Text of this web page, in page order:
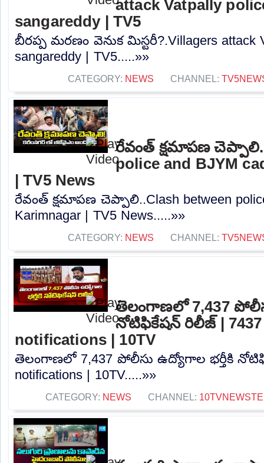
attack Vatpally
sangareddy | TV5
బీరప్ప మరణం వెనుక మిస్టరీ?.Villagers attack
sangareddy | TV5.....»»
CATEGORY: NEWS CHANNEL:
రేవంత్ క్షమాపణ
police and BJYM
| TV5 News
రేవంత్ క్షమాపణ చెప్పాలి..Clash between
Karimnagar | TV5 News.....»»
CATEGORY: NEWS CHANNEL:
తెలంగాణలో 7,437
నోటిఫికేషన్‌ రిలీజ్‌ |
notifications | 10TV
తెలంగాణలో 7,437 పోలీసు ఉద్యోగాల భర్తీకి
notifications | 10TV.....»»
CATEGORY: NEWS CHANNEL: